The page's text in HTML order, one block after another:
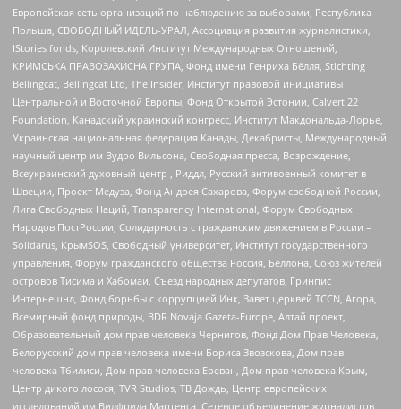
Европейская сеть организаций по наблюдению за выборами, Республика
Польша, СВОБОДНЫЙ ИДЕЛЬ-УРАЛ, Ассоциация развития журналистики,
IStories fonds, Королевский Институт Международных Отношений,
КРИМСЬКА ПРАВОЗАХИСНА ГРУПА, Фонд имени Генриха Бёлля, Stichting
Bellingcat, Bellingcat Ltd, The Insider, Институт правовой инициативы
Центральной и Восточной Европы, Фонд Открытой Эстонии, Calvert 22
Foundation, Канадский украинский конгресс, Институт Макдональда-Лорье,
Украинская национальная федерация Канады, Декабристы, Международный
научный центр им Вудро Вильсона, Свободная пресса, Возрождение,
Всеукраинский духовный центр , Риддл, Русский антивоенный комитет в
Швеции, Проект Медуза, Фонд Андрея Сахарова, Форум свободной России,
Лига Свободных Наций, Transparеncy International, Форум Свободных
Народов ПостРоссии, Солидарность с гражданским движением в России –
Solidarus, КрымSOS, Свободный университет, Институт государственного
управления, Форум гражданского общества Россия, Беллона, Союз жителей
островов Тисима и Хабомаи, Съезд народных депутатов, Гринпис
Интернешнл, Фонд борьбы с коррупцией Инк, Завет церквей TCCN, Агора,
Всемирный фонд природы, BDR Novaja Gazeta-Europe, Алтай проект,
Образовательный дом прав человека Чернигов, Фонд Дом Прав Человека,
Белорусский дом прав человека имени Бориса Звозскова, Дом прав
человека Тбилиси, Дом прав человека Ереван, Дом прав человека Крым,
Центр дикого лосося, TVR Studios, ТВ Дождь, Центр европейских
исследований им Вилфрида Мартенса, Сетевое объединение журналистов